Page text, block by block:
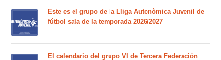
Este es el grupo de la Lliga Autonòmica Juvenil de
fútbol sala de la temporada 2026/2027
El calendario del grupo VI de Tercera Federación